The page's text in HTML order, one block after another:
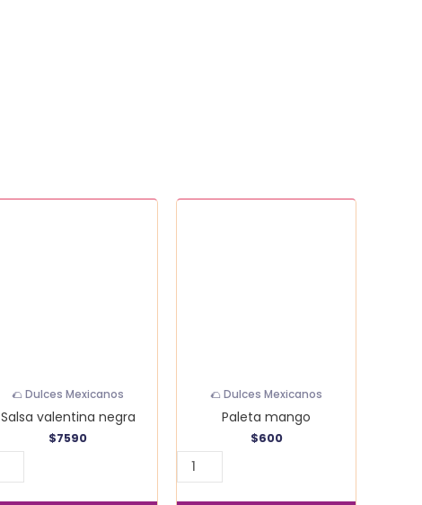
🌮 Dulces Mexicanos
Salsa valentina negra
$7590
🌮 Dulces Mexicanos
Paleta mango
$600